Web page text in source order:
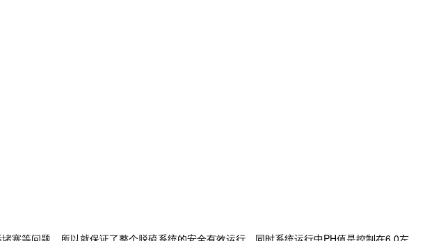
等问题，所以就保证了整个脱硫系统的安全有效运行，同时系统运行中PH值是控制在6.0左